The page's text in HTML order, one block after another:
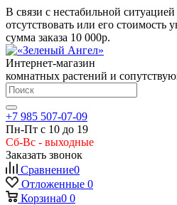
В связи с нестабильной
отсутствовать или его стоимость
сумма заказа 10 000р.
Интернет-магазин
комнатных растений и
+7 985 507-07-09
Пн-Пт с 10 до 19
Сб-Вс - выходные
Заказать звонок
Сравнение0
Отложенные 0
Корзина0 0